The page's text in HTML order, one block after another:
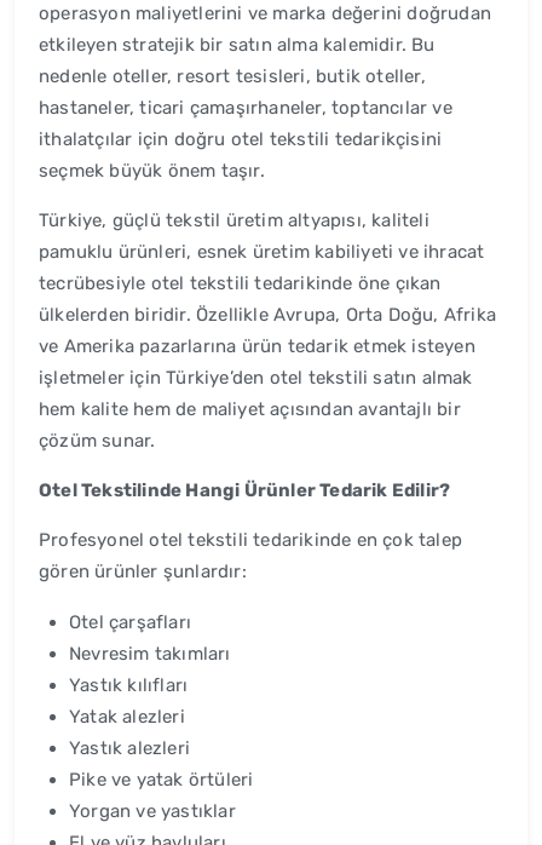
operasyon maliyetlerini ve marka değerini doğrudan
etkileyen stratejik bir satın alma kalemidir. Bu
nedenle oteller, resort tesisleri, butik oteller,
hastaneler, ticari çamaşırhaneler, toptancılar ve
ithalatçılar için doğru otel tekstili tedarikçisini
seçmek büyük önem taşır.
Türkiye, güçlü tekstil üretim altyapısı, kaliteli
pamuklu ürünleri, esnek üretim kabiliyeti ve ihracat
tecrübesiyle otel tekstili tedarikinde öne çıkan
ülkelerden biridir. Özellikle Avrupa, Orta Doğu, Afrika
ve Amerika pazarlarına ürün tedarik etmek isteyen
işletmeler için Türkiye’den otel tekstili satın almak
hem kalite hem de maliyet açısından avantajlı bir
çözüm sunar.
Otel Tekstilinde Hangi Ürünler Tedarik Edilir?
Profesyonel otel tekstili tedarikinde en çok talep
gören ürünler şunlardır:
Otel çarşafları
Nevresim takımları
Yastık kılıfları
Yatak alezleri
Yastık alezleri
Pike ve yatak örtüleri
Yorgan ve yastıklar